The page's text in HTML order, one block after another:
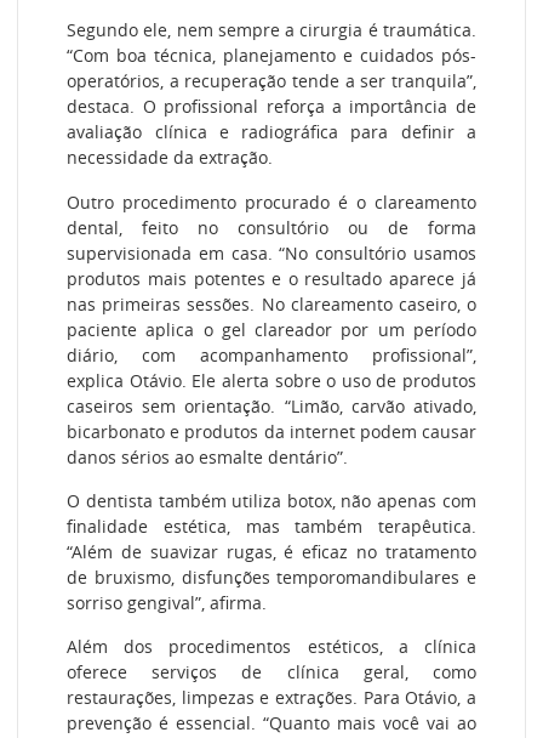
Segundo ele, nem sempre a cirurgia é traumática.
“Com boa técnica, planejamento e cuidados pós-
operatórios, a recuperação tende a ser tranquila”,
destaca. O profissional reforça a importância de
avaliação clínica e radiográfica para definir a
necessidade da extração.
Outro procedimento procurado é o clareamento
dental, feito no consultório ou de forma
supervisionada em casa. “No consultório usamos
produtos mais potentes e o resultado aparece já
nas primeiras sessões. No clareamento caseiro, o
paciente aplica o gel clareador por um período
diário, com acompanhamento profissional”,
explica Otávio. Ele alerta sobre o uso de produtos
caseiros sem orientação. “Limão, carvão ativado,
bicarbonato e produtos da internet podem causar
danos sérios ao esmalte dentário”.
O dentista também utiliza botox, não apenas com
finalidade estética, mas também terapêutica.
“Além de suavizar rugas, é eficaz no tratamento
de bruxismo, disfunções temporomandibulares e
sorriso gengival”, afirma.
Além dos procedimentos estéticos, a clínica
oferece serviços de clínica geral, como
restaurações, limpezas e extrações. Para Otávio, a
prevenção é essencial. “Quanto mais você vai ao